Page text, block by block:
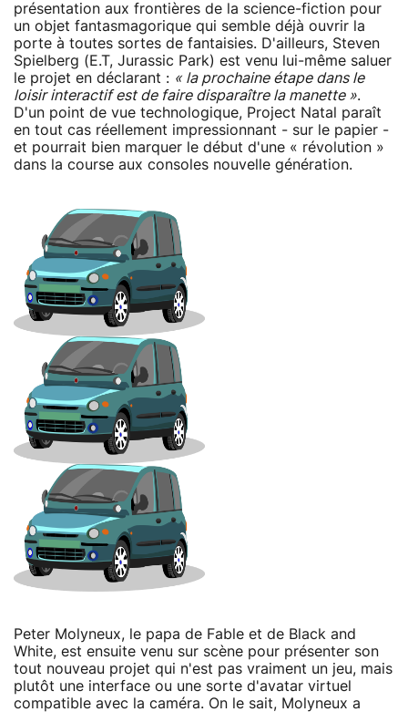
présentation aux frontières de la science-fiction pour
un objet fantasmagorique qui semble déjà ouvrir la
porte à toutes sortes de fantaisies. D'ailleurs, Steven
Spielberg (E.T, Jurassic Park) est venu lui-même saluer
le projet en déclarant : « la prochaine étape dans le
loisir interactif est de faire disparaître la manette ».
D'un point de vue technologique, Project Natal paraît
en tout cas réellement impressionnant - sur le papier -
et pourrait bien marquer le début d'une « révolution »
dans la course aux consoles nouvelle génération.
Peter Molyneux, le papa de Fable et de Black and
White, est ensuite venu sur scène pour présenter son
tout nouveau projet qui n'est pas vraiment un jeu, mais
plutôt une interface ou une sorte d'avatar virtuel
compatible avec la caméra. On le sait, Molyneux a